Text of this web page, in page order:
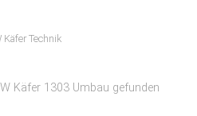
Käfer Technik
Käfer 1303 Umbau gefunden